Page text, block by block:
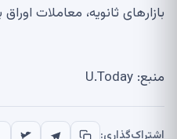
بازارهای ثانویه، معاملات
منبع: U.Today